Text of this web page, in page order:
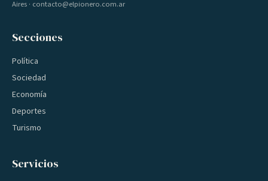
Aires · contacto@elpionero.com.ar
Secciones
Política
Sociedad
Economía
Deportes
Turismo
Servicios